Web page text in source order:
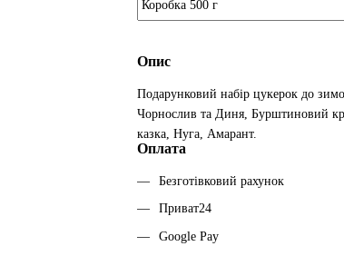
Опис
Подарунковий набір цукерок до
Чорнослив та Диня, Бурштиновий
казка, Нуга, Амарант.
Оплата
Безготівковий рахунок
Приват24
Google Pay